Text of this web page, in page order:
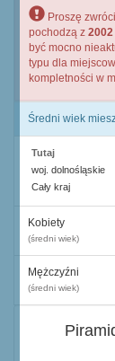
Proszę
pochodzą z 2002
być mocno
typu dla
kompletności w
Średni wiek
Tutaj
woj. dolnośląskie
Cały kraj
Kobiety
(średni wiek)
Mężczyźni
(średni wiek)